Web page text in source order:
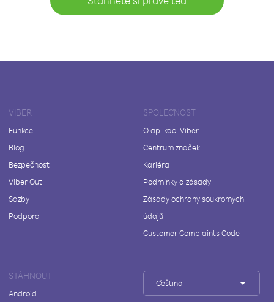
VIBER
Funkce
Blog
Bezpečnost
Viber Out
Sazby
Podpora
SPOLEČNOST
O aplikaci Viber
Centrum značek
Kariéra
Podmínky a zásady
Zásady ochrany soukromých
údajů
Customer Complaints Code
STÁHNOUT
Android
Čeština